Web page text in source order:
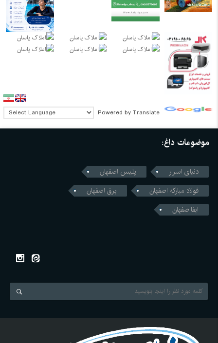
Powered by Translate
موضوعات داغ:
دنیای اسرار
پلیس اصفهان
فولاد مبارکه اصفهان
برق اصفهان
ابفااصفهان